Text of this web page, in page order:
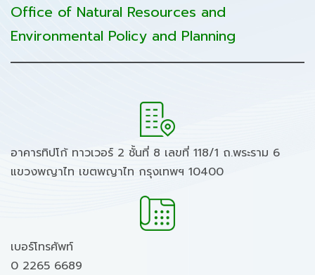
Office of Natural Resources and
Environmental Policy and Planning
อาคารทิปโก้ ทาวเวอร์ 2 ชั้นที่ 8 เลขที่ 118/1 ถ.พระราม 6
แขวงพญาไท เขตพญาไท กรุงเทพฯ 10400
เบอร์โทรศัพท์
0 2265 6689